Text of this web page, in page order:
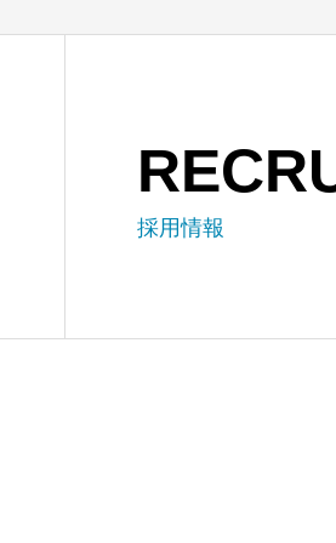
採用情報